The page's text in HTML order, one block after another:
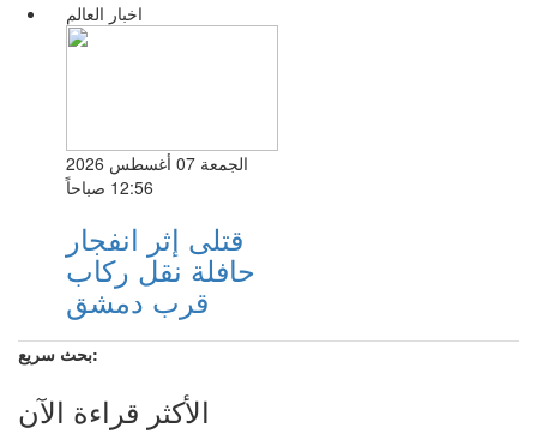
اخبار العالم
الجمعة 07 أغسطس 2026
12:56 صباحاً
قتلى إثر انفجار
حافلة نقل ركاب
قرب دمشق
بحث سريع:
الأكثر قراءة الآن